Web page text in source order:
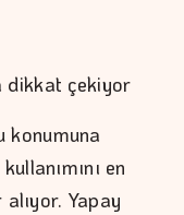
dikkat çekiyor
konumuna
en
Yapay